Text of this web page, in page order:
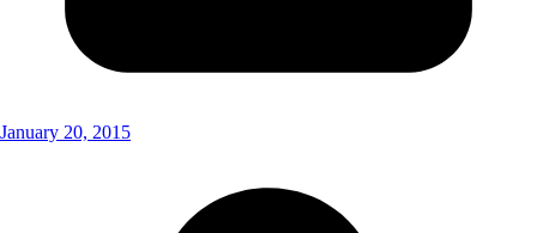
January 20, 2015